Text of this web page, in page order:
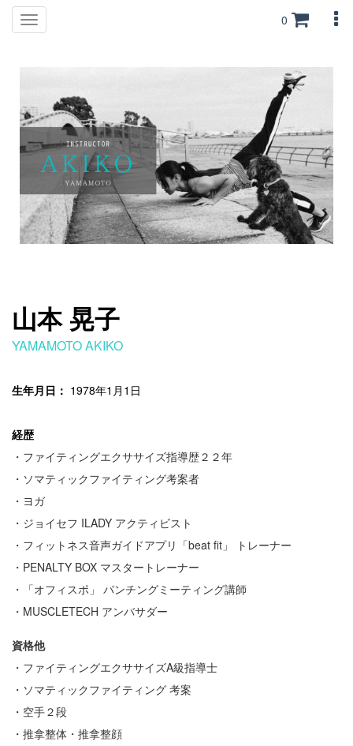
Toggle
navigation
0
山本 晃子
YAMAMOTO AKIKO
生年月日： 1978年1月1日
経歴
・ファイティングエクササイズ指導歴２２年
・ソマティックファイティング考案者
・ヨガ
・ジョイセフ ILADY アクティビスト
・フィットネス音声ガイドアプリ「beat fit」 トレーナー
・PENALTY BOX マスタートレーナー
・「オフィスポ」 パンチングミーティング講師
・MUSCLETECH アンバサダー
資格他
・ファイティングエクササイズA級指導士
・ソマティックファイティング 考案
・空手２段
・推拿整体・推拿整顔